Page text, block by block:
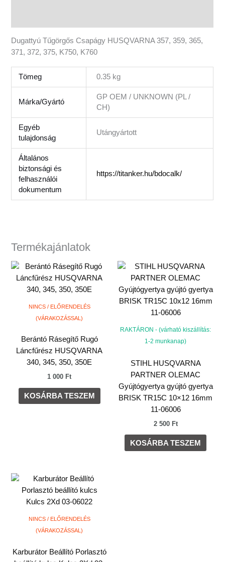
Dugattyú Tűgörgős Csapágy HUSQVARNA 357, 359, 365,
371, 372, 375, K750, K760
Tömeg 0.35 kg
Márka/Gyártó
GP OEM / UNKNOWN (PL /
CH)
Egyéb
tulajdonság
Utángyártott
Általános
biztonsági és
felhasználói
dokumentum
https://titanker.hu/bdocalk/
Termékajánlatok
NINCS / ELŐRENDELÉS
(VÁRAKOZÁSSAL)
Berántó Rásegítő Rugó
Láncfűrész HUSQVARNA
340, 345, 350, 350E
1 000 Ft
KOSÁRBA TESZEM
RAKTÁRON - (várható kiszállítás:
1-2 munkanap)
STIHL HUSQVARNA
PARTNER OLEMAC
Gyújtógyertya gyújtó gyertya
BRISK TR15C 10×12 16mm
11-06006
2 500 Ft
KOSÁRBA TESZEM
NINCS / ELŐRENDELÉS
(VÁRAKOZÁSSAL)
Karburátor Beállító Porlasztó